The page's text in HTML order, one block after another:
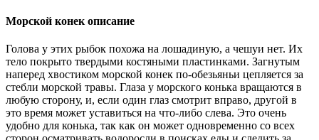
Морской конек описание
Голова у этих рыбок похожа на лошадиную, а чешуи нет. Их
тело покрыто твердыми костяными пластинками. Загнутым
наперед хвостиком морской конек по-обезьяньи цепляется за
стебли морской травы. Глаза у морского конька вращаются в
любую сторону, и, если один глаз смотрит вправо, другой в
это время может уставиться на что-либо слева. Это очень
удобно для конька, так как он может одновременно со всех